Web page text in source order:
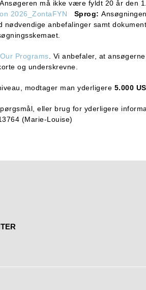
må ikke være fyldt 20 år den
2026_ZontaFYN Sprog:
anbefalinger samt
Our Programs . Vi anbefaler, at
og underskrevne.
modtager man yderligere 5.000
eller brug for yderligere
(Marie-Louise)